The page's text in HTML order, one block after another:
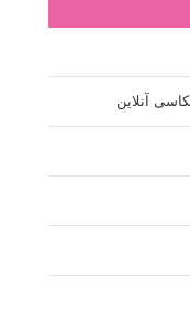
آنلاین